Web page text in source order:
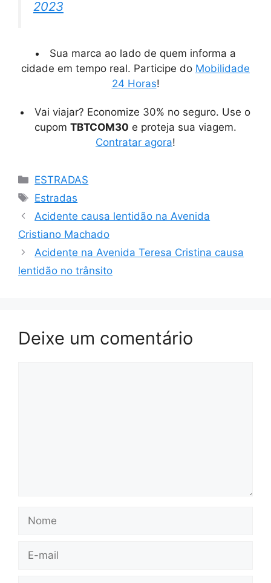
2023
Sua marca ao lado de quem informa a
cidade em tempo real. Participe do Mobilidade
24 Horas!
Vai viajar? Economize 30% no seguro. Use o
cupom TBTCOM30 e proteja sua viagem.
Contratar agora!
Categorias
ESTRADAS
Tags
Estradas
Acidente causa lentidão na Avenida
Cristiano Machado
Acidente na Avenida Teresa Cristina causa
lentidão no trânsito
Deixe um comentário
Nome